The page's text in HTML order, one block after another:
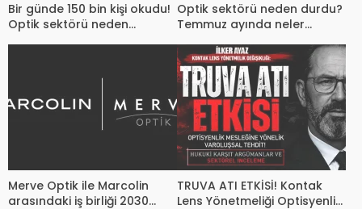
Bir günde 150 bin kişi okudu!
Optik sektörü neden
Optik sektörü neden durdu?
Temmuz ayında neler
Merve Optik ile Marcolin
arasındaki iş birliği 2030
TRUVA ATI ETKİSİ! Kontak
Lens Yönetmeliği Optisyenlik